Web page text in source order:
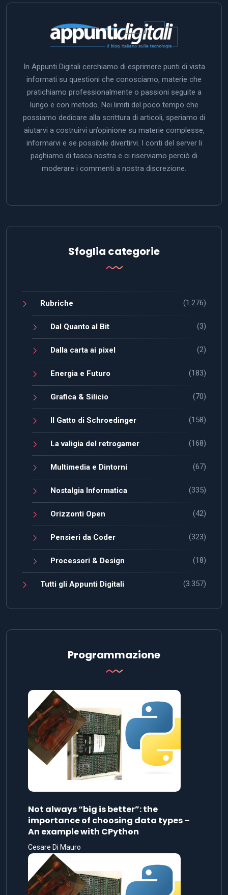
In Appunti Digitali cerchiamo di esprimere punti di vista
informati su questioni che conosciamo, materie che
pratichiamo professionalmente o passioni seguite a
lungo e con metodo. Nei limiti del poco tempo che
possiamo dedicare alla scrittura di articoli, speriamo di
aiutarvi a costruirvi un’opinione su materie complesse,
informarvi e se possibile divertirvi. I conti del server li
paghiamo di tasca nostra e ci riserviamo perciò di
moderare i commenti a nostra discrezione.
Sfoglia categorie
Rubriche (1.276)
Dal Quanto al Bit (3)
Dalla carta ai pixel (2)
Energia e Futuro (183)
Grafica & Silicio (70)
Il Gatto di Schroedinger (158)
La valigia del retrogamer (168)
Multimedia e Dintorni (67)
Nostalgia Informatica (335)
Orizzonti Open (42)
Pensieri da Coder (323)
Processori & Design (18)
Tutti gli Appunti Digitali (3.357)
Programmazione
Not always “big is better”: the
importance of choosing data types –
An example with CPython
Cesare Di Mauro